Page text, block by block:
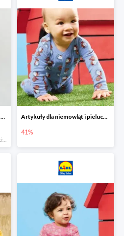
ESMARA® Sukienka ciążowa -79% Artykuły dla niemowląt i pieluchy w Lidlu Online do -41%
41%